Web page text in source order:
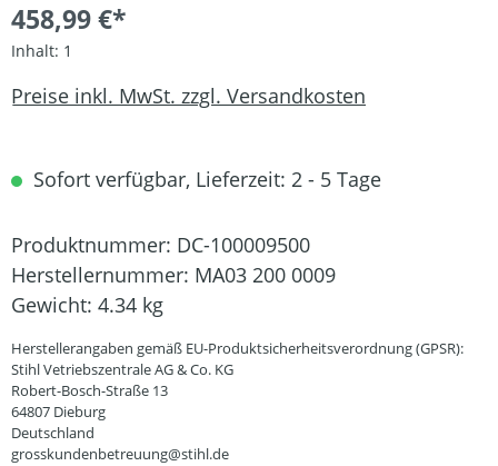
458,99 €*
Inhalt: 1
Preise inkl. MwSt. zzgl. Versandkosten
Sofort verfügbar, Lieferzeit: 2 - 5 Tage
Produktnummer: DC-100009500
Herstellernummer: MA03 200 0009
Gewicht: 4.34 kg
Herstellerangaben gemäß EU-Produktsicherheitsverordnung (GPSR):
Stihl Vetriebszentrale AG & Co. KG
Robert-Bosch-Straße 13
64807 Dieburg
Deutschland
grosskundenbetreuung@stihl.de